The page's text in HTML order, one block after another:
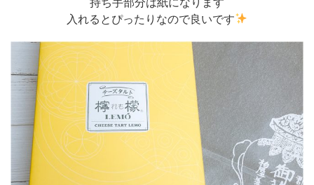
入れるとぴったりなので良いです